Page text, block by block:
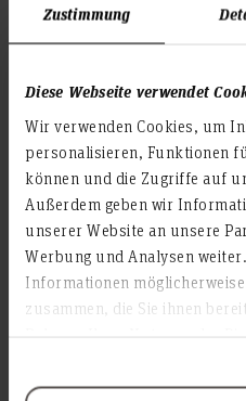
Zustimmung
Diese Webseite verwendet
Wir verwenden Cookies, um
personalisieren, Funktionen
können und die Zugriffe auf
Außerdem geben wir
unserer Website an unsere
Werbung und Analysen
Informationen
zusammen, die Sie ihnen
Isabel Kassel, M.A. M.A.
+49 511 9296-7266
isabel.kassel(at)hs-
S1-
Organisationsentwicklung